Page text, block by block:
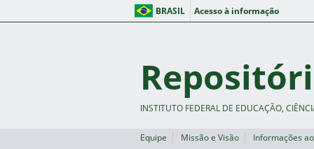
BRASIL Acesso à informação
INSTITUTO FEDERAL DE EDUCAÇÃO,
Equipe Missão e Visão Informações